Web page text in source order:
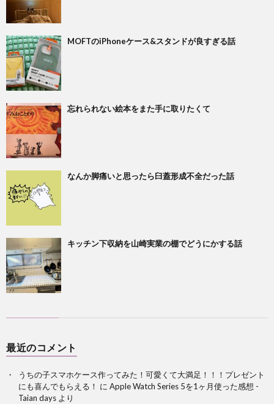
MOFTのiPhoneケース&スタンドが良すぎる話
忘れられない絵本をまた手に取りたくて
なんか脚痛いと思ったら臼蓋形成不全だった話
キッチン下収納を山崎実業の棚でどうにかする話
最近のコメント
うちの子スマホケース作ってみた！可愛くて大満足！！！プレゼント
にも喜んでもらえる！ に Apple Watch Series 5を1ヶ月使った感想 -
Taian days より